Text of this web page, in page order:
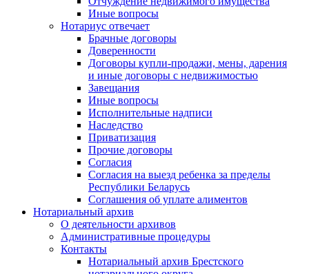
Иные вопросы
Нотариус отвечает
Брачные договоры
Доверенности
Договоры купли-продажи, мены, дарения
и иные договоры с недвижимостью
Завещания
Иные вопросы
Исполнительные надписи
Наследство
Приватизация
Прочие договоры
Согласия
Согласия на выезд ребенка за пределы
Республики Беларусь
Соглашения об уплате алиментов
Нотариальный архив
О деятельности архивов
Административные процедуры
Контакты
Нотариальный архив Брестского